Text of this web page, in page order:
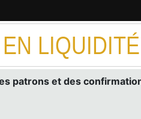
LIQUIDITÉ
patrons et des